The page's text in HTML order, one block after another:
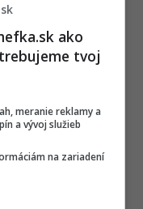
ako
tvoj
meranie reklamy a
a vývoj služieb
na zariadení